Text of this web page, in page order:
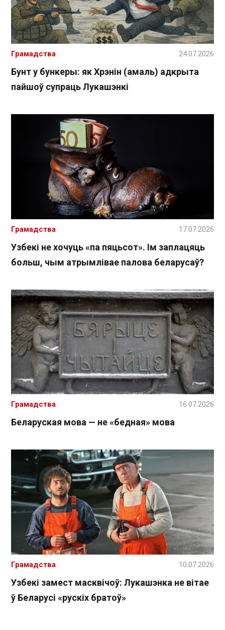
Бунт у бункеры: як Хрэнін (амаль) адкрыта
пайшоў супраць Лукашэнкі
Грамадства 24.07.2026
Узбекі не хочуць «па пяцьсот». Ім заплацяць
больш, чым атрымлівае палова беларусаў?
Грамадства 17.07.2026
Беларуская мова — не «бедная» мова
Грамадства 16.07.2026
Узбекі замест масквічоў: Лукашэнка не вітае
ў Беларусі «рускіх братоў»
Грамадства 10.07.2026